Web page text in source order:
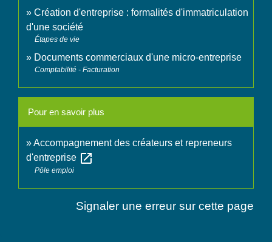
Création d'entreprise : formalités d'immatriculation
d'une société
Étapes de vie
Documents commerciaux d'une micro-entreprise
Comptabilité - Facturation
Pour en savoir plus
Accompagnement des créateurs et repreneurs
d'entreprise open_in_new
Pôle emploi
Signaler une erreur sur cette page